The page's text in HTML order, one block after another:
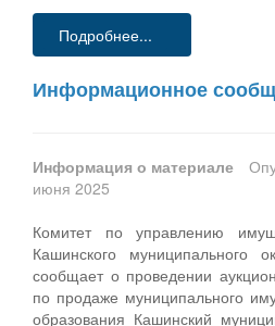
Подробнее...
Информационное
Информация о материале
июня 2025
Комитет по управлению
Кашинского муниципального
сообщает о проведении
по продаже муниципального
образования Кашинский